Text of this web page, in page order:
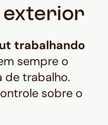
exterior
trabalhando
sempre o
de trabalho.
sobre o